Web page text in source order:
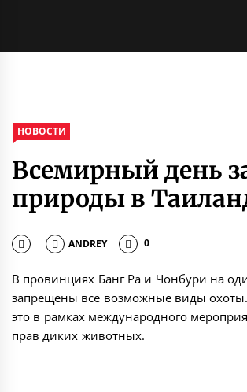
НОВОСТИ
Всемирный день
природы в
ANDREY 0
В провинциях Банг Ра и Чонбури на
запрещены все возможные виды
это в рамках международного
прав диких животных.